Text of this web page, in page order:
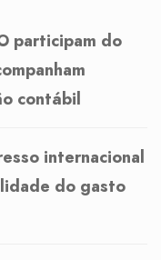
participam do
contábil
internacional
do gasto